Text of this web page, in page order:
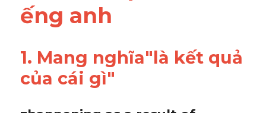
Adv
Cách dùng từ
Từ vựng theo tiền tố
ếng anh
1. Mang nghĩa"là kết quả
của cái gì"